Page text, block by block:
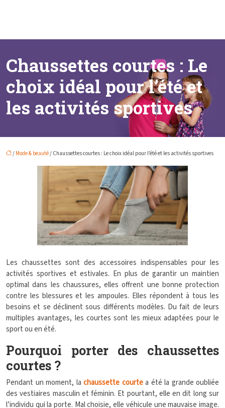
Chaussettes courtes : Le
choix idéal pour l’été et
les activités sportives
/ Mode & beauté/ Chaussettes courtes : Le choix idéal pour l’été et les activités sportives
Les chaussettes sont des accessoires indispensables pour les
activités sportives et estivales. En plus de garantir un maintien
optimal dans les chaussures, elles offrent une bonne protection
contre les blessures et les ampoules. Elles répondent à tous les
besoins et se déclinent sous différents modèles. Du fait de leurs
multiples avantages, les courtes sont les mieux adaptées pour le
sport ou en été.
Pourquoi porter des chaussettes
courtes ?
Pendant un moment, la chaussette courtea été la grande oubliée
des vestiaires masculin et féminin. Et pourtant, elle en dit long sur
l’individu qui la porte. Mal choisie, elle véhicule une mauvaise image.